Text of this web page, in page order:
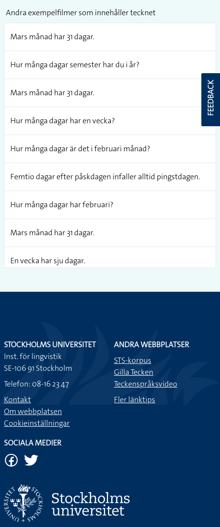
Andra exempelfilmer som innehåller tecknet
Mars månad har 31 dagar.
Hur många dagar semester har du i år?
Mars månad har 31 dagar.
Hur många dagar har en vecka?
Hur många dagar är det i februari månad?
Femtio dagar efter påskdagen infaller alltid pingstdagen.
Hur många dagar har februari?
Mars månad har 31 dagar.
En vecka har sju dagar.
Mars månad har 31 dagar.
Mars månad har 31 dagar.
Normal bytesrätt är 30 dagar men avvikelser kan
förekomma.
Vissa dagar ser jag trött ut och då brukar jag lägga på rouge
för att se piggare ut.
FEEDBACK
STOCKHOLMS UNIVERSITET
Inst. för lingvistik
SE-106 91 Stockholm
Telefon: 08-16 23 47
Kontakt
Om webbplatsen
Cookieinställningar
ANDRA WEBBPLATSER
STS-korpus
Gilla Tecken
Teckenspråksvideo
Fler länktips
SOCIALA MEDIER